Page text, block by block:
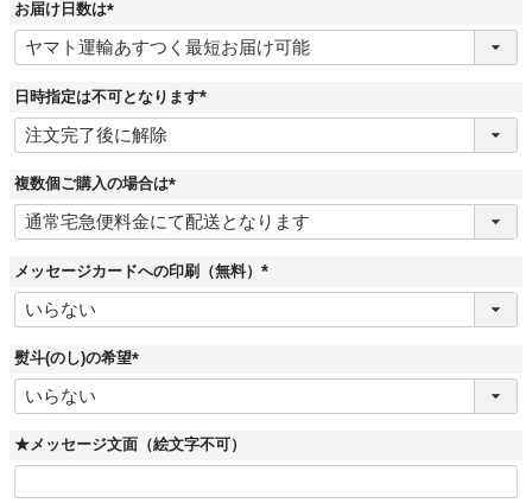
お届け日数は
(
必
須
日時指定は不可となります
(
須
複数個ご購入の場合は
(
必
須
メッセージカードへの印刷（無料）
(
須
熨斗(のし)の希望
(
須
)
★メッセージ文面（絵文字不可）